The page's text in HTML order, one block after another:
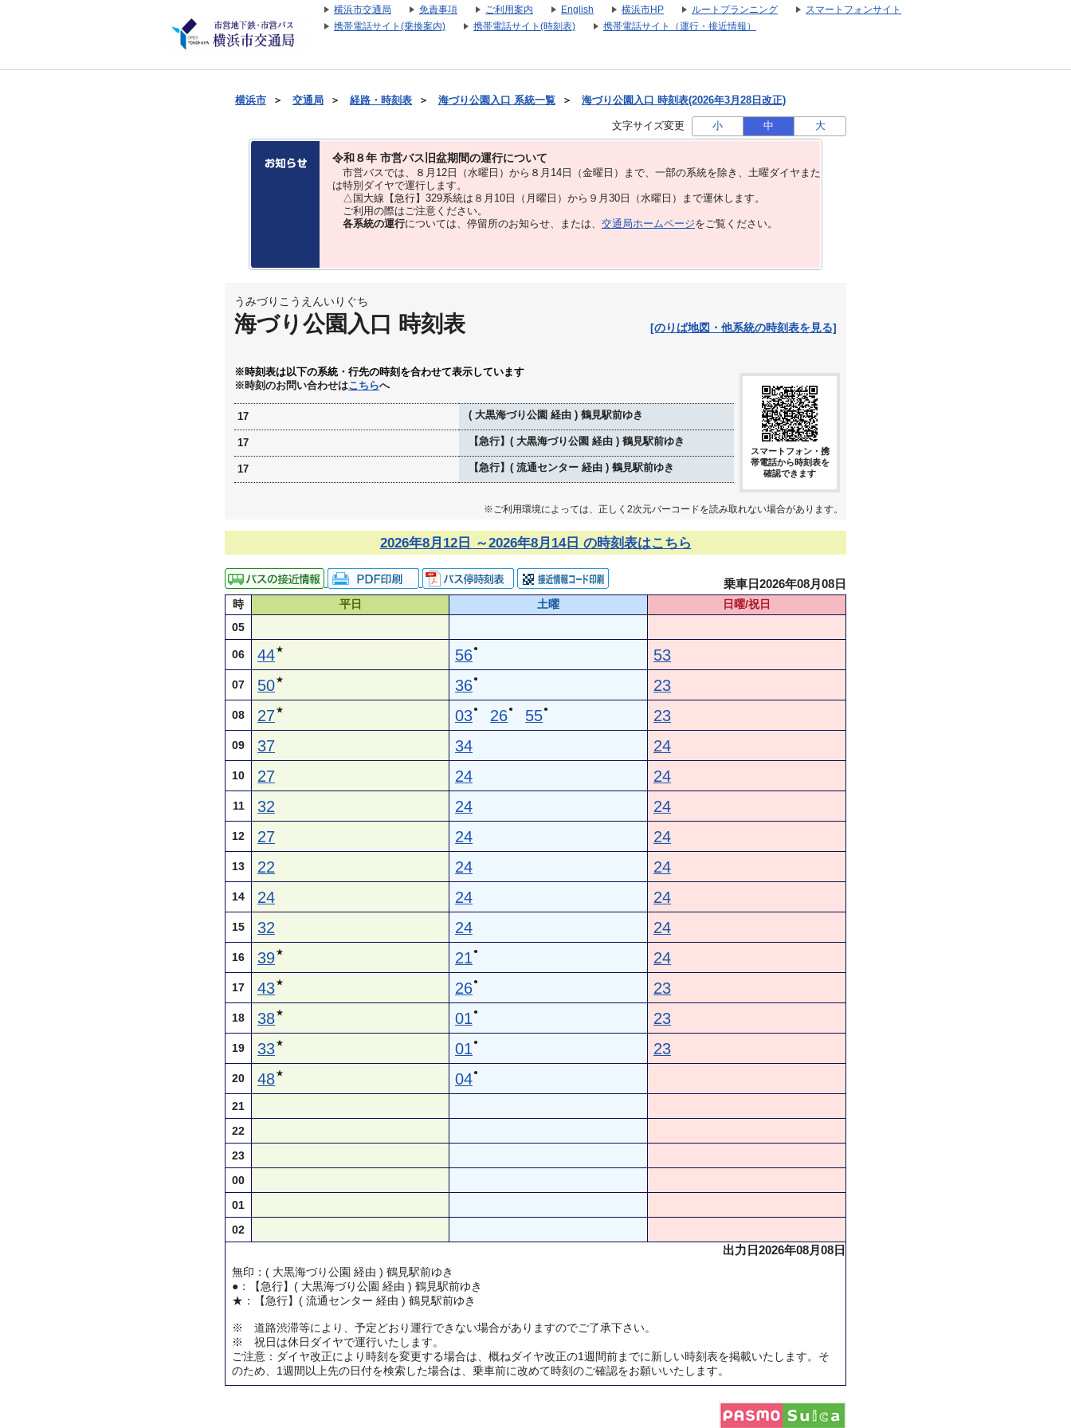
横浜市交通局 免責事項 ご利用案内 English 横浜市HP ルートプランニング
スマートフォンサイト
携帯電話サイト(乗換案内)
携帯電話サイト(時刻表) 携帯電話サイト（運行・接近情報）
横浜市 ＞ 交通局 ＞ 経路・時刻表 ＞ 海づり公園入口 系統一覧 ＞ 海づり公園入口 時刻表(2026年3月28日改正)
文字サイズ変更 小 中 大
令和８年 市営バス旧盆期間の運行について
市営バスでは、８⽉12⽇（水曜日）から８⽉14⽇（金曜日）まで、⼀部の系統を除き、⼟曜ダイヤまた
は特別ダイヤで運⾏します。
△国大線【急行】329系統は８月10日（月曜日）から９月30日（水曜日）まで運休します。
ご利用の際はご注意ください。
各系統の運行については、停留所のお知らせ、または、 交通局ホームページをご覧ください。
うみづりこうえんいりぐち
海づり公園入口 時刻表 [のりば地図・他系統の時刻表を見る]
※時刻表は以下の系統・行先の時刻を合わせて表示しています
※時刻のお問い合わせはこちらへ
17 ( 大黒海づり公園 経由 ) 鶴見駅前ゆき
17 【急行】( 大黒海づり公園 経由 ) 鶴見駅前ゆき
17 【急行】( 流通センター 経由 ) 鶴見駅前ゆき
スマートフォン・携
帯電話から時刻表を
確認できます
※ご利用環境によっては、正しく2次元バーコードを読み取れない場合があります。
2026年8月12日 ～2026年8月14日 の時刻表はこちら
乗車日2026年08月08日
時 平日 土曜
日曜/祝日
05
06 44★ 56● 53
07 50★ 36● 23
08 27★ 03● 26● 55● 23
09 37 34 24
10 27 24 24
11 32 24 24
12 27 24 24
13 22 24 24
14 24 24 24
15 32 24 24
16 39★ 21 ● 24
17 43★ 26● 23
18 38★ 01 ● 23
19 33★ 01 ● 23
20 48★ 04●
21
22
23
00
01
02
出力日2026年08月08日
無印：( 大黒海づり公園 経由 ) 鶴見駅前ゆき
●：【急行】( 大黒海づり公園 経由 ) 鶴見駅前ゆき
★：【急行】( 流通センター 経由 ) 鶴見駅前ゆき
※ 道路渋滞等により、予定どおり運行できない場合がありますのでご了承下さい。
※ 祝日は休日ダイヤで運行いたします。
ご注意：ダイヤ改正により時刻を変更する場合は、概ねダイヤ改正の1週間前までに新しい時刻表を掲載いたします。そ
のため、1週間以上先の日付を検索した場合は、乗車前に改めて時刻のご確認をお願いいたします。